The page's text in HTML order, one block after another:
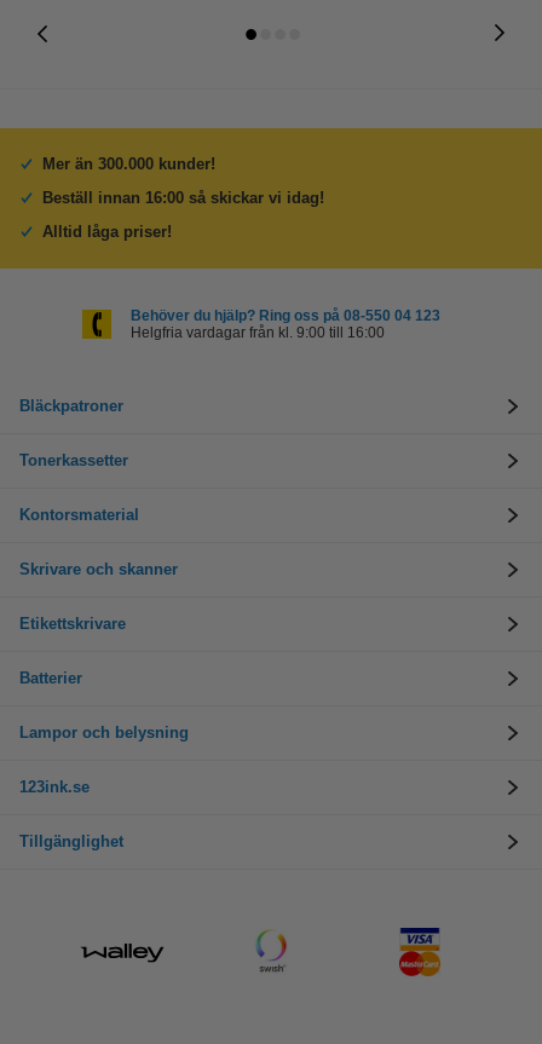
Mer än 300.000 kunder!
Beställ innan 16:00 så skickar vi idag!
Alltid låga priser!
Behöver du hjälp? Ring oss på 08-550 04 123
Helgfria vardagar från kl. 9:00 till 16:00
Bläckpatroner
Tonerkassetter
Kontorsmaterial
Skrivare och skanner
Etikettskrivare
Batterier
Lampor och belysning
123ink.se
Tillgänglighet